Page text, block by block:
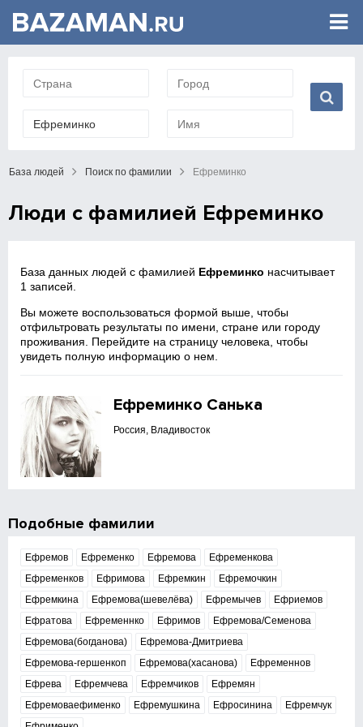
База людей Поиск по фамилии Ефреминко
Люди с фамилией Ефреминко
База данных людей с фамилией Ефреминко насчитывает
1 записей.
Вы можете воспользоваться формой выше, чтобы
отфильтровать результаты по имени, стране или городу
проживания. Перейдите на страницу человека, чтобы
увидеть полную информацию о нем.
Ефреминко Санька
Россия, Владивосток
Подобные фамилии
Ефремов Ефременко Ефремова
Ефременкова
Ефременков
Ефримова Ефремкин
Ефремочкин
Ефремкина
Ефремова(шевелёва) Ефремычев
Ефриемов
Ефратова
Ефременнко Ефримов
Ефремова/Семенова
Ефремова(богданова)
Ефремова-Дмитриева
Ефремова-гершенкоп
Ефремова(хасанова)
Ефременнов
Ефрева
Ефремчева Ефремчиков
Ефремян
Ефремоваефименко
Ефремушкина Ефросинина
Ефремчук